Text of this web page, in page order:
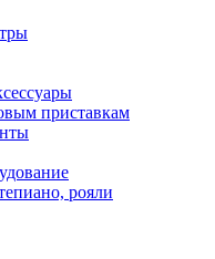
техники
оборудования
техники
техники
оборудования
уходу за одеждой
уходу за собой
воды
принадлежности
приставкам
рояли